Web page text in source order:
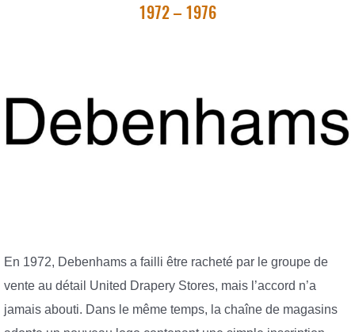
1972 – 1976
En 1972, Debenhams a failli être racheté par le groupe de
vente au détail United Drapery Stores, mais l’accord n’a
jamais abouti. Dans le même temps, la chaîne de magasins